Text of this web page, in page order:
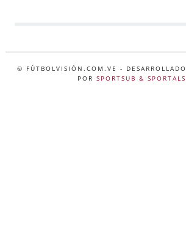
© FÚTBOLVISIÓN.COM.VE -
POR SPORTSUB &